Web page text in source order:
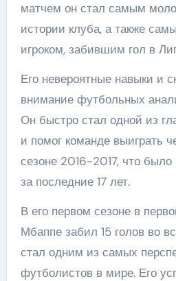
матчем он стал самым
истории клуба, а также
игроком, забившим гол в
Его невероятные навыки и
внимание футбольных
Он быстро стал одной из
и помог команде выиграть
сезоне 2016-2017, что
за последние 17 лет.
В его первом сезоне в
Мбаппе забил 15 голов во
стал одним из самых
футболистов в мире. Его